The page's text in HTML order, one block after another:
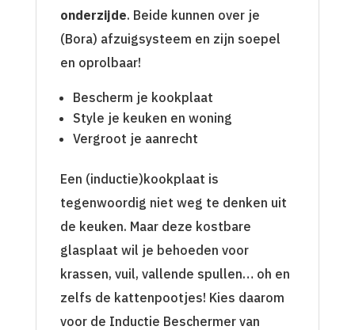
onderzijde. Beide kunnen over je
(Bora) afzuigsysteem en zijn soepel
en oprolbaar!
Bescherm je kookplaat
Style je keuken en woning
Vergroot je aanrecht
Een (inductie)kookplaat is
tegenwoordig niet weg te denken uit
de keuken. Maar deze kostbare
glasplaat wil je behoeden voor
krassen, vuil, vallende spullen… oh en
zelfs de kattenpootjes! Kies daarom
voor de Inductie Beschermer van